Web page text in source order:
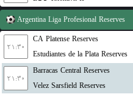
Argentina Liga Profesional Reserves
۲۱:۳۰
CA Platense Reserves
Estudiantes de la Plata Reserves
۲۱:۳۰
Barracas Central Reserves
Velez Sarsfield Reserves